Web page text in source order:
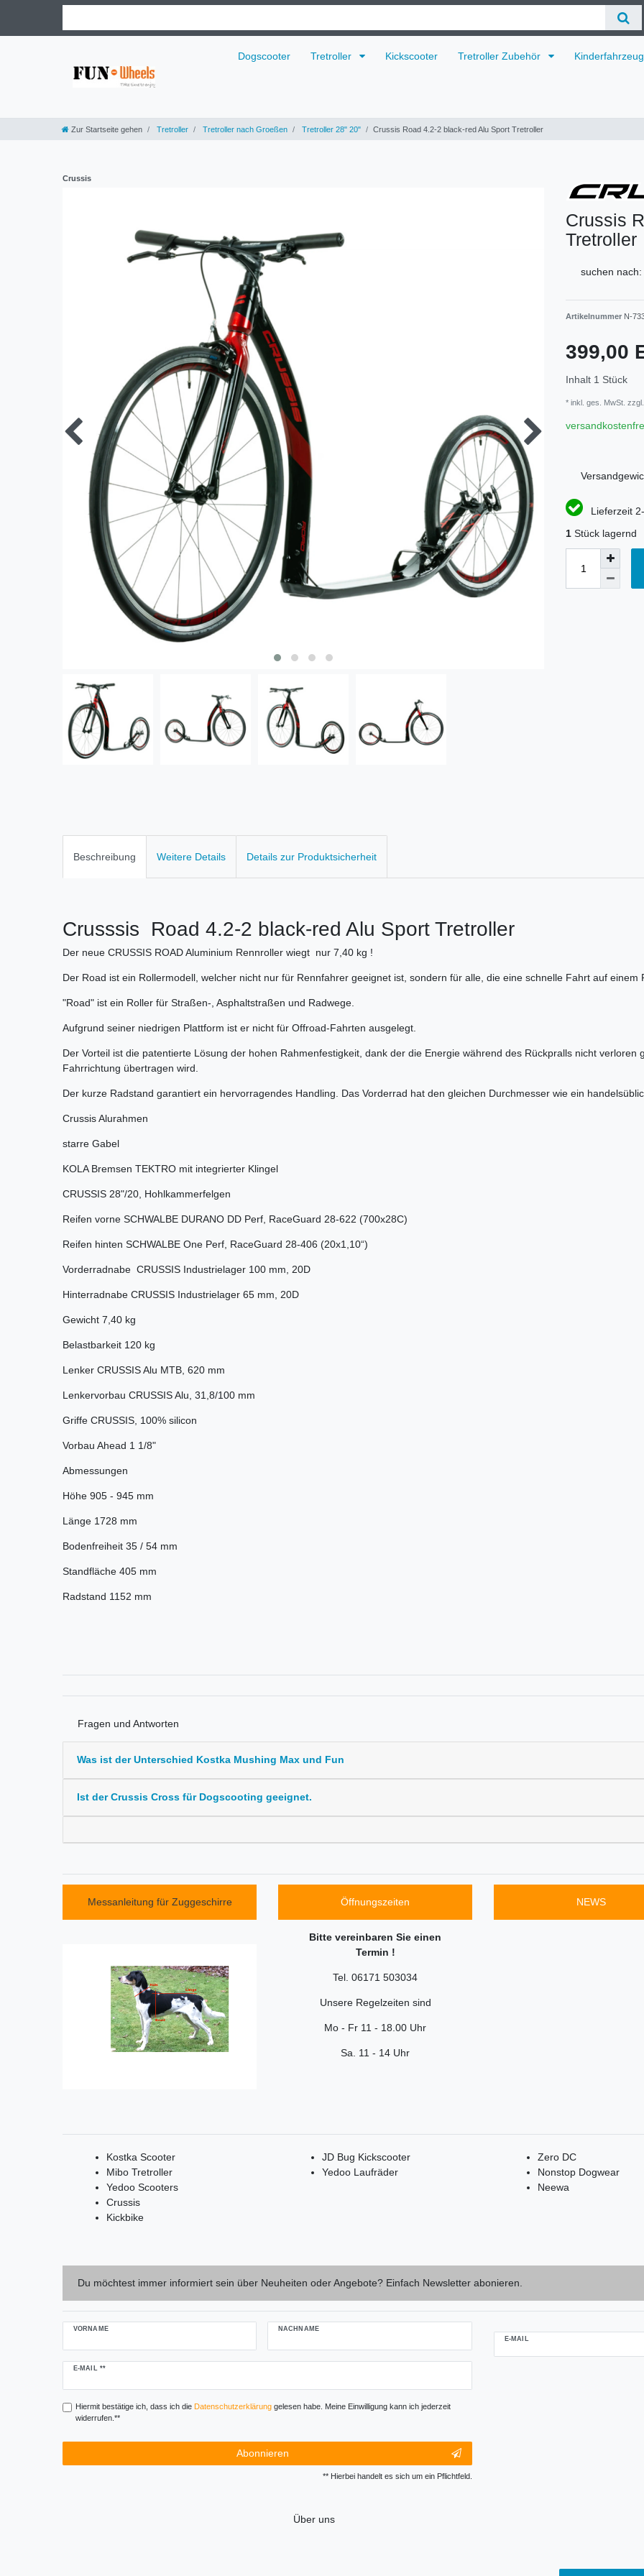
Dogscooter Tretroller Kickscooter Tretroller Zubehör
Zur Startseite gehen Tretroller Tretroller nach Groeßen Tretroller 28" 20" Crussis Road 4.2-2 black-red Alu Sport Tretroller
Crussis
Crussis
Tretroller
suchen nach:
Artikelnummer N-
399,00
Inhalt 1 Stück
* inkl. ges. MwSt. zzgl.
Lieferzeit
1 Stück lagernd
Beschreibung Weitere Details Details zur Produktsicherheit
Crusssis Road 4.2-2 black-red Alu Sport Tretroller
Der neue CRUSSIS ROAD Aluminium Rennroller wiegt nur 7,40 kg !
Der Road ist ein Rollermodell, welcher nicht nur für Rennfahrer geeignet ist, sondern für alle, die eine schnelle Fahrt auf einem
"Road" ist ein Roller für Straßen-, Asphaltstraßen und Radwege.
Aufgrund seiner niedrigen Plattform ist er nicht für Offroad-Fahrten ausgelegt.
Der Vorteil ist die patentierte Lösung der hohen Rahmenfestigkeit, dank der die Energie während des Rückpralls nicht
Fahrrichtung übertragen wird.
Der kurze Radstand garantiert ein hervorragendes Handling. Das Vorderrad hat den gleichen Durchmesser wie ein
Crussis Alurahmen
starre Gabel
KOLA Bremsen TEKTRO mit integrierter Klingel
CRUSSIS 28"/20, Hohlkammerfelgen
Reifen vorne SCHWALBE DURANO DD Perf, RaceGuard 28-622 (700x28C)
Reifen hinten SCHWALBE One Perf, RaceGuard 28-406 (20x1,10“)
Vorderradnabe CRUSSIS Industrielager 100 mm, 20D
Hinterradnabe CRUSSIS Industrielager 65 mm, 20D
Gewicht 7,40 kg
Belastbarkeit 120 kg
Lenker CRUSSIS Alu MTB, 620 mm
Lenkervorbau CRUSSIS Alu, 31,8/100 mm
Griffe CRUSSIS, 100% silicon
Vorbau Ahead 1 1/8"
Abmessungen
Höhe 905 - 945 mm
Länge 1728 mm
Bodenfreiheit 35 / 54 mm
Standfläche 405 mm
Radstand 1152 mm
Fragen und Antworten
Was ist der Unterschied Kostka Mushing Max und Fun
Ist der Crussis Cross für Dogscooting geeignet.
Messanleitung für Zuggeschirre Öffnungszeiten
Bitte vereinbaren Sie einen
Termin !
Tel. 06171 503034
Unsere Regelzeiten sind
Mo - Fr 11 - 18.00 Uhr
Sa. 11 - 14 Uhr
NEWS
Kostka Scooter
Mibo Tretroller
Yedoo Scooters
Crussis
Kickbike
JD Bug Kickscooter
Yedoo Laufräder
Zero DC
Nonstop Dogwear
Neewa
Du möchtest immer informiert sein über Neuheiten oder Angebote? Einfach Newsletter abonieren.
VORNAME NACHNAME
E-MAIL **
Newsletter
Hiermit bestätige ich, dass ich die Daten­schutz­erklärunggelesen habe. Meine Einwilligung kann ich jederzeit
widerrufen.**
Abonnieren
** Hierbei handelt es sich um ein Pflichtfeld.
E-MAIL
Über uns